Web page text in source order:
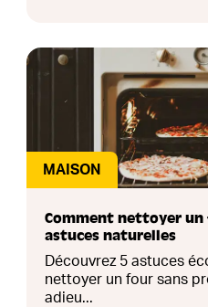
MAISON
Comment nettoyer un
astuces naturelles
Découvrez 5 astuces
nettoyer un four sans
adieu...